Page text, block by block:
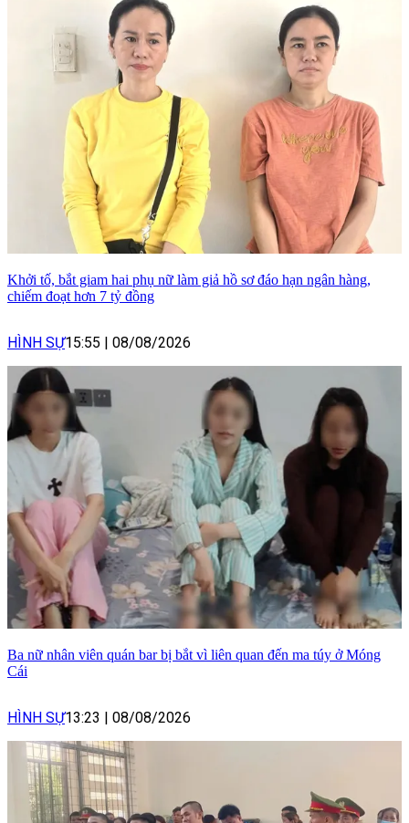
Khởi tố, bắt giam hai phụ nữ làm giả hồ sơ đáo hạn ngân hàng,
chiếm đoạt hơn 7 tỷ đồng
HÌNH SỰ15:55 08/08/2026
Ba nữ nhân viên quán bar bị bắt vì liên quan đến ma túy ở Móng
Cái
HÌNH SỰ13:23 08/08/2026